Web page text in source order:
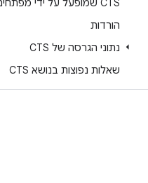
CTS שמופעל על ידי מפתחים
הורדות
נתוני הגרסה של CTS
שאלות נפוצות בנושא CTS